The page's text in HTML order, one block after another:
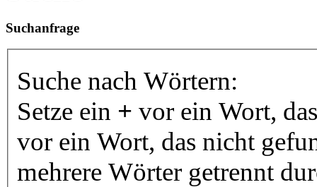
Suchanfrage
Suche nach Wörtern:
Setze ein + vor ein Wort,
vor ein Wort, das nicht
mehrere Wörter getrennt